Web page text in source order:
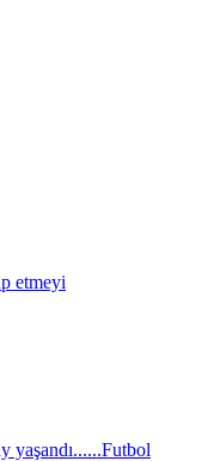
etmeyi
yaşandı......Futbol